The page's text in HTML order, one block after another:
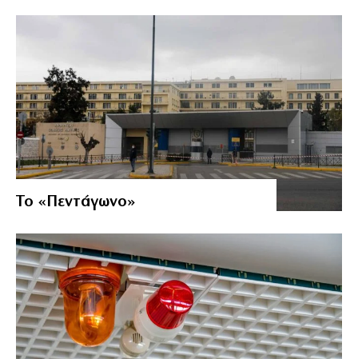
Το «Πεντάγωνο»